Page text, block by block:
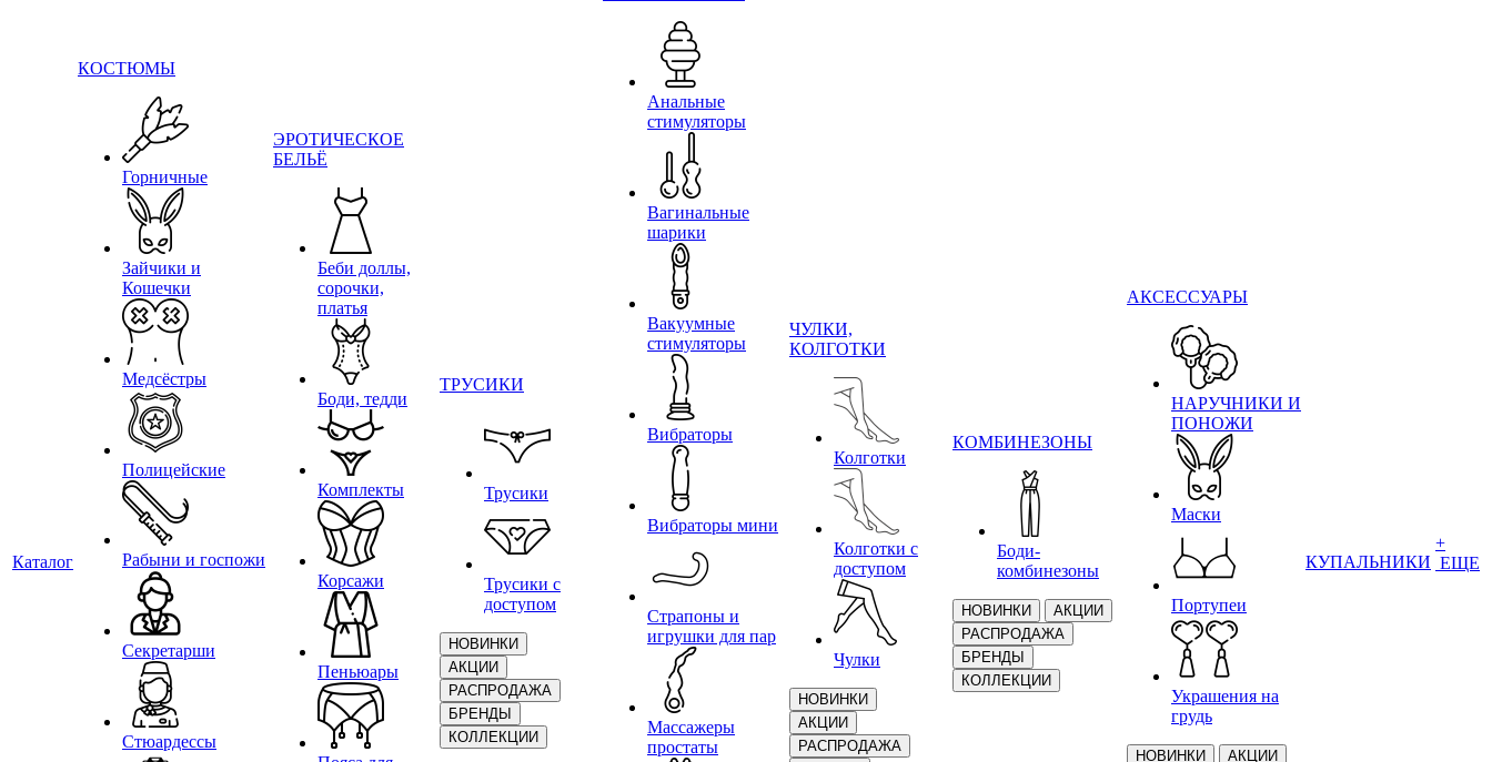
Каталог
КОСТЮМЫ
Горничные
Зайчики и
Кошечки
Медсёстры
Полицейские
Рабыни и госпожи
Секретарши
Стюардессы
ЭРОТИЧЕСКОЕ
БЕЛЬЁ
Беби доллы,
сорочки,
платья
Боди, тедди
Комплекты
Корсажи
Пеньюары
ТРУСИКИ
Трусики
Трусики с
доступом
НОВИНКИ
АКЦИИ
РАСПРОДАЖА
БРЕНДЫ
КОЛЛЕКЦИИ
Анальные
стимуляторы
Вагинальные
шарики
Вакуумные
стимуляторы
Вибраторы
Вибраторы мини
Страпоны и
игрушки для пар
Массажеры
простаты
ЧУЛКИ,
КОЛГОТКИ
Колготки
Колготки с
доступом
Чулки
НОВИНКИ
АКЦИИ
РАСПРОДАЖА
КОМБИНЕЗОНЫ
Боди-
комбинезоны
НОВИНКИ
АКЦИИ
РАСПРОДАЖА
БРЕНДЫ
КОЛЛЕКЦИИ
АКСЕССУАРЫ
НАРУЧНИКИ И
ПОНОЖИ
Маски
Портупеи
Украшения на
грудь
НОВИНКИ АКЦИИ
КУПАЛЬНИКИ
+
ЕЩЕ